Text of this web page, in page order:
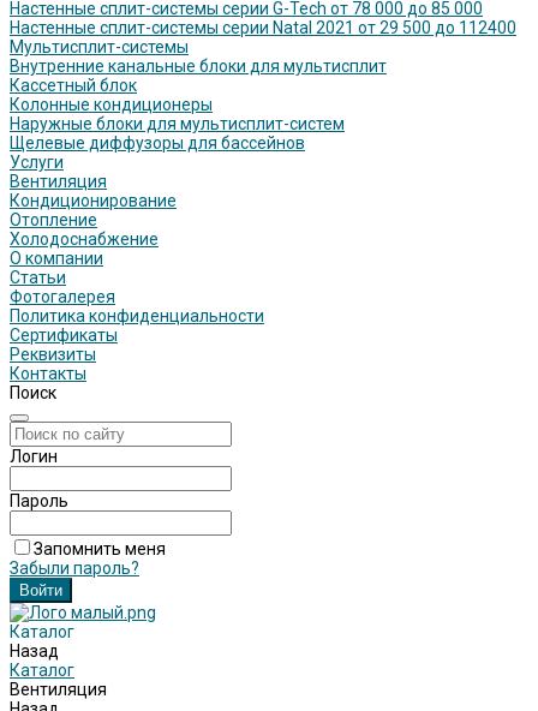
Настенные сплит-системы серии G-Tech от 78 000 до 85 000
Настенные сплит-системы серии Natal 2021 от 29 500 до 112400
Мультисплит-системы
Внутренние канальные блоки для мультисплит
Кассетный блок
Колонные кондиционеры
Наружные блоки для мультисплит-систем
Щелевые диффузоры для бассейнов
Услуги
Вентиляция
Кондиционирование
Отопление
Холодоснабжение
О компании
Статьи
Фотогалерея
Политика конфиденциальности
Сертификаты
Реквизиты
Контакты
Поиск
Логин
Пароль
Запомнить меня
Забыли пароль?
Каталог
Назад
Каталог
Вентиляция